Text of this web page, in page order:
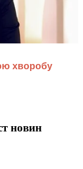
новин